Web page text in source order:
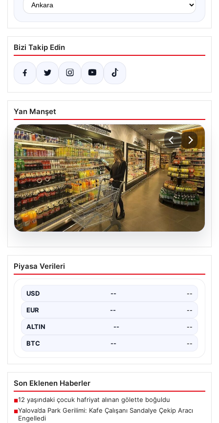
Bizi Takip Edin
Yan Manşet
04.08.2026
Enflasyon verileri ne zaman
açıklanacak? 2026 TÜİK mart ayı
Piyasa Verileri
USD -- --
EUR -- --
ALTIN -- --
BTC -- --
Son Eklenen Haberler
■12 yaşındaki çocuk hafriyat alınan gölette boğuldu
■Yalova’da Park Gerilimi: Kafe Çalışanı Sandalye Çekip Aracı
Engelledi